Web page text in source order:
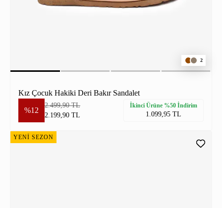
2
Kız Çocuk Hakiki Deri Bakır Sandalet
%12
2.499,90 TL
2.199,90 TL
İkinci Ürüne %50 İndirim
1.099,95 TL
YENİ SEZON